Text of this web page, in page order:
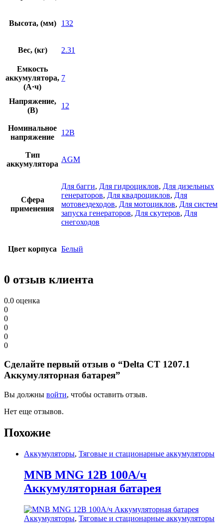
Высота, (мм) 132
Вес, (кг) 2.31
Емкость
аккумулятора,
(А·ч)
7
Напряжение,
(В)
12
Номинальное
напряжение
12В
Тип
аккумулятора
AGM
Сфера
применения
Для багги, Для гидроциклов, Для дизельных
генераторов, Для квадроциклов, Для
мотовездеходов, Для мотоциклов, Для систем
запуcка генераторов, Для скутеров, Для
снегоходов
Цвет корпуса Белый
0 отзыв клиента
0.0 оценка
0
0
0
0
0
Сделайте первый отзыв о “Delta CT 1207.1
Аккумуляторная батарея”
Вы должны войти, чтобы оставить отзыв.
Нет еще отзывов.
Похожие
Аккумуляторы, Тяговые и стационарные аккумуляторы
MNB MNG 12В 100А/ч
Аккумуляторная батарея
Аккумуляторы, Тяговые и стационарные аккумуляторы